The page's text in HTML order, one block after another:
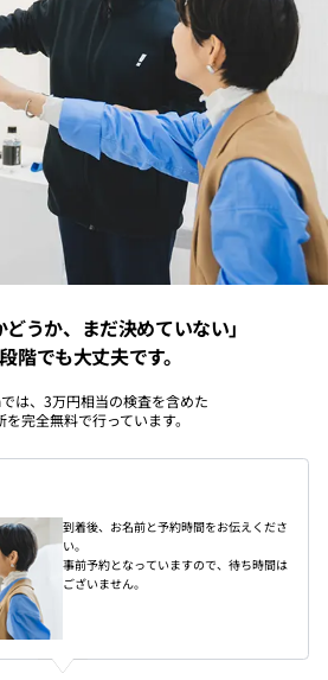
どうか、まだ決めていない」
階でも大丈夫です。
は、3万円相当の検査を含めた
完全無料で行っています。
到着後、お名前と予約時間をお伝えくださ
い。
事前予約となっていますので、待ち時間は
ございません。